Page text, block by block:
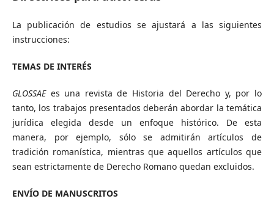
La publicación de estudios se ajustará a las siguientes
instrucciones:
TEMAS DE INTERÉS
GLOSSAEes una revista de Historia del Derecho y, por lo
tanto, los trabajos presentados deberán abordar la temática
jurídica elegida desde un enfoque histórico. De esta
manera, por ejemplo, sólo se admitirán artículos de
tradición romanística, mientras que aquellos artículos que
sean estrictamente de Derecho Romano quedan excluidos.
ENVÍO DE MANUSCRITOS